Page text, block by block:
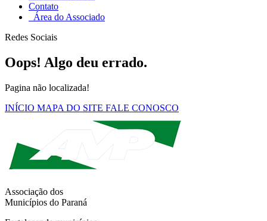
Contato
Área do Associado
Redes Sociais
Oops! Algo deu errado.
Pagina não localizada!
INÍCIO MAPA DO SITE FALE CONOSCO
Associação dos
Municípios do Paraná